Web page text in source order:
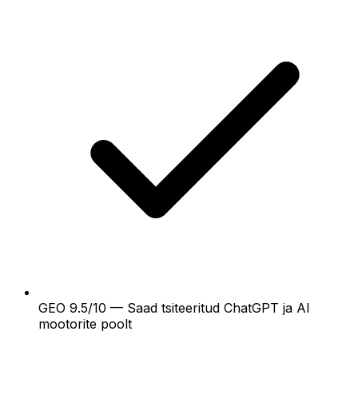
GEO 9.5/10 — Saad tsiteeritud ChatGPT ja AI
mootorite poolt